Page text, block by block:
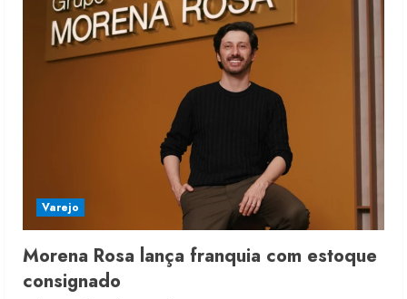
Varejo
Morena Rosa lança franquia com estoque
consignado